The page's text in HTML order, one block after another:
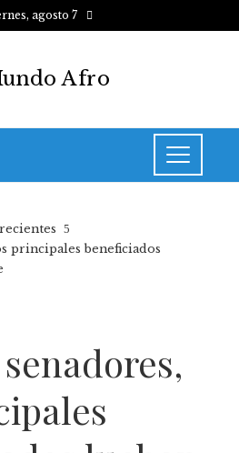
agosto 7
principales beneficiados